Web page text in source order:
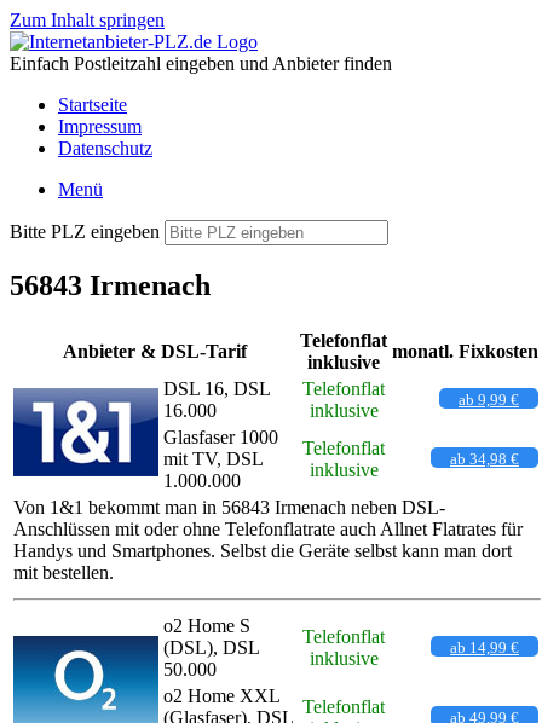
Zum Inhalt springen
Einfach Postleitzahl eingeben und Anbieter finden
Startseite
Impressum
Datenschutz
Menü
Bitte PLZ eingeben
56843 Irmenach
Anbieter & DSL-Tarif
Telefonflat
inklusive
monatl. Fixkosten
DSL 16, DSL
16.000
Telefonflat
inklusive
ab 9,99 €
Glasfaser 1000
mit TV, DSL
1.000.000
Telefonflat
inklusive
ab 34,98 €
Von 1&1 bekommt man in 56843 Irmenach neben DSL-
Anschlüssen mit oder ohne Telefonflatrate auch Allnet Flatrates für
Handys und Smartphones. Selbst die Geräte selbst kann man dort
mit bestellen.
o2 Home S
(DSL), DSL
50.000
Telefonflat
inklusive
ab 14,99 €
o2 Home XXL
(Glasfaser), DSL
Telefonflat
ab 49,99 €